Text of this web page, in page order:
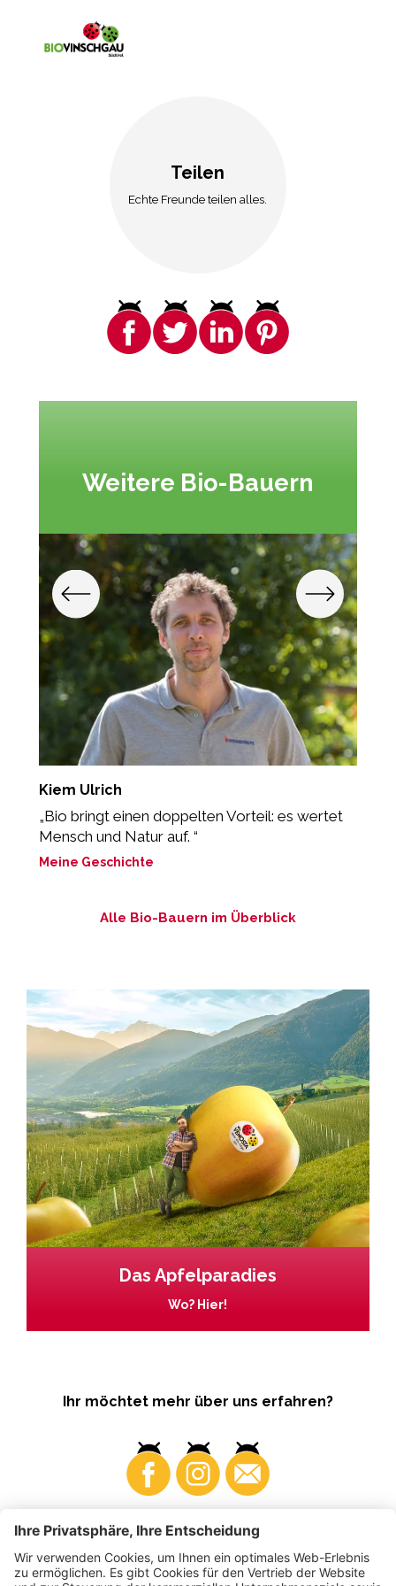
Teilen
Echte Freunde teilen alles.
Weitere Bio-Bauern
Kiem Ulrich
„Bio bringt einen doppelten Vorteil: es wertet
Mensch und Natur auf. “
Meine Geschichte
Alle Bio-Bauern im Überblick
Das Apfelparadies
Wo? Hier!
Ihr möchtet mehr über uns erfahren?
Business Produzenten